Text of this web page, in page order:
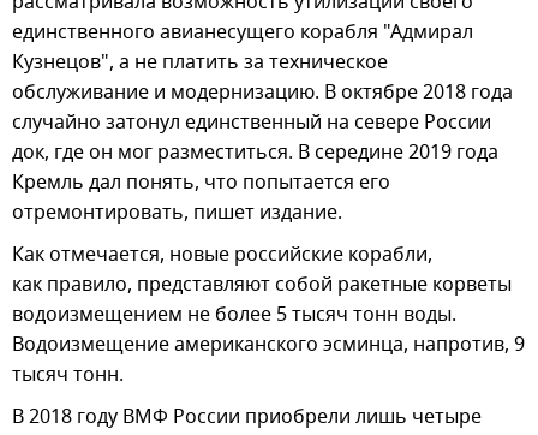
единственного авианесущего корабля "Адмирал
Кузнецов", а не платить за техническое
обслуживание и модернизацию. В октябре 2018 года
случайно затонул единственный на севере России
док, где он мог разместиться. В середине 2019 года
Кремль дал понять, что попытается его
отремонтировать, пишет издание.
Как отмечается, новые российские корабли,
как правило, представляют собой ракетные корветы
водоизмещением не более 5 тысяч тонн воды.
Водоизмещение американского эсминца, напротив, 9
тысяч тонн.
В 2018 году ВМФ России приобрели лишь четыре